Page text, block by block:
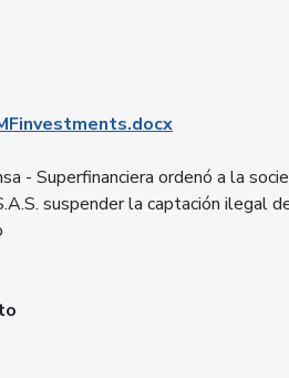
- Superfinanciera ordenó a la
suspender la captación ilegal